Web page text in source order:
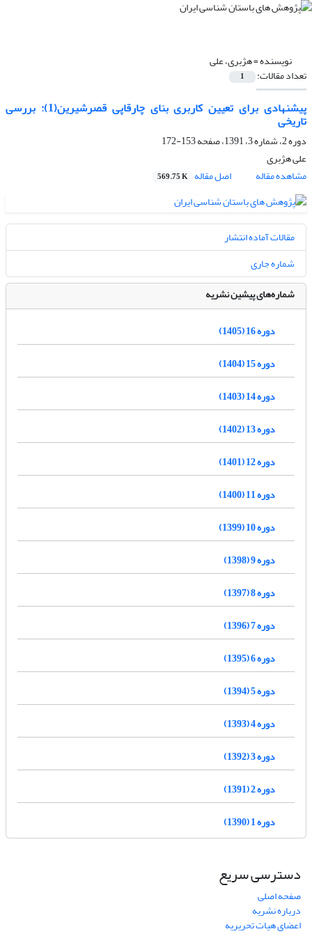
نویسنده =هژبری، علی
تعداد مقالات: 1
پیشنهادی برای تعیین کاربری بنای چارقاپی قصرشیرین(1): بررسی
تاریخی
دوره 2، شماره 3، 1391، صفحه
153-172
علی هژبری
مشاهده مقاله
اصل مقاله 569.75 K
مقالات آماده انتشار
شماره جاری
شماره‌های پیشین نشریه
دوره 16 (1405)
دوره 15 (1404)
دوره 14 (1403)
دوره 13 (1402)
دوره 12 (1401)
دوره 11 (1400)
دوره 10 (1399)
دوره 9 (1398)
دوره 8 (1397)
دوره 7 (1396)
دوره 6 (1395)
دوره 5 (1394)
دوره 4 (1393)
دوره 3 (1392)
دوره 2 (1391)
دوره 1 (1390)
دسترسی سریع
صفحه اصلی
درباره نشریه
اعضای هیات تحریریه